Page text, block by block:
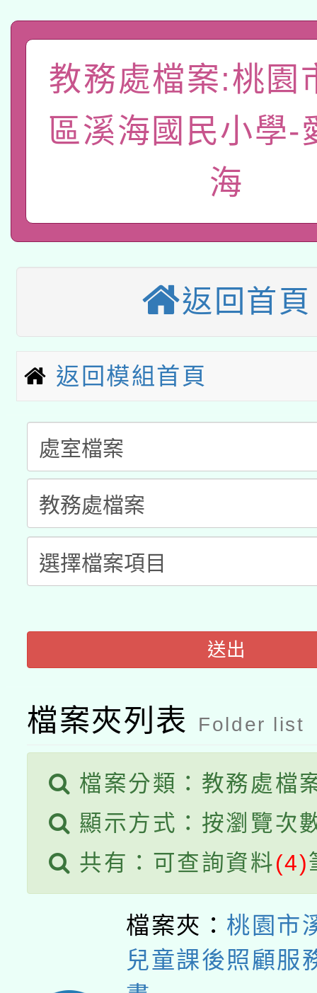
暨閱讀推動專業研習
A3數位素養講師名單
「數位內容與教學軟體
pilot」
有關大陸委員會函釋公
薪期間赴陸應申請許可
轉知經濟部水利署委託
業技術研究院辦理「
動」
115年8月22日(星期六
桃園市孔廟祈福系列
開 智慧啟航」
2026年桃園地景藝術
本校115學年度第2次
招甄選結果公告(無人
招)
適應運動共學行動站研
本館辦理115年度閱讀
暨閱讀推動專業研習
科技賦能─人工智慧
礎課程
A3數位素養講師名單
「數位內容與教學軟體
pilot」
有關大陸委員會函釋公
薪期間赴陸應申請許可
轉知經濟部水利署委託
業技術研究院辦理「
用水績優單位及節水達
動」
115年8月22日(星期六
桃園市孔廟祈福系列
2026年桃園地景藝術
教務處檔案:桃園
區溪海國民小學-
海
返回首頁
返回模組首頁
送出
檔案夾列表 Folder list
檔案分類：教務處檔
顯示方式：按瀏覽次
共有：可查詢資料(4)
檔案夾： 桃園市
兒童課後照顧服